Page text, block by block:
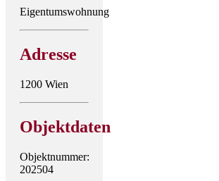
Eigentumswohnung
Adresse
1200 Wien
Objektdaten
Objektnummer:
202504